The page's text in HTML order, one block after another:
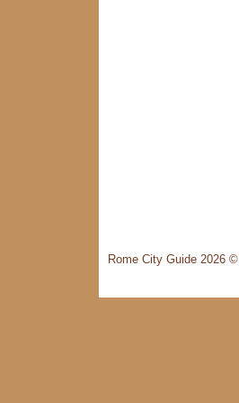
Rome City Guide 2026 ©